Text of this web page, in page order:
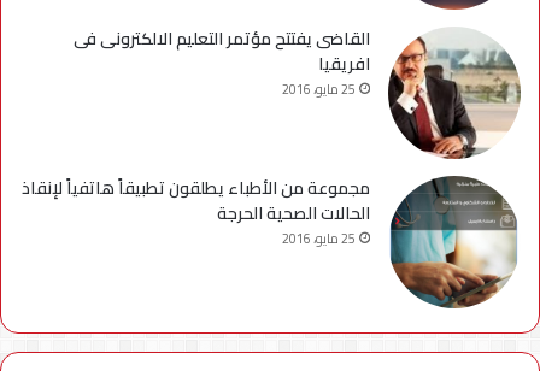
القاضى يفتتح مؤتمر التعليم الالكترونى فى
افريقيا
25 مايو، 2016
مجموعة من الأطباء يطلقون تطبيقاً هاتفياً لإنقاذ
الحالات الصحية الحرجة
25 مايو، 2016